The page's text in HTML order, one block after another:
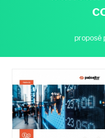
proposé